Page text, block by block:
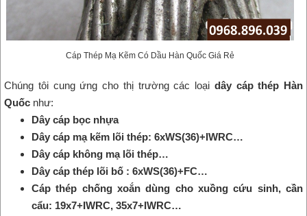
Cáp Thép Mạ Kẽm Có Dầu Hàn Quốc Giá Rẻ
Chúng tôi cung ứng cho thị trường các loại dây cáp thép Hàn
Quốc như:
Dây cáp bọc nhựa
Dây cáp mạ kẽm lõi thép: 6xWS(36)+IWRC…
Dây cáp không mạ lõi thép…
Dây cáp thép lõi bố : 6xWS(36)+FC…
Cáp thép chống xoắn dùng cho xuồng cứu sinh, cần
cẩu: 19x7+IWRC, 35x7+IWRC…